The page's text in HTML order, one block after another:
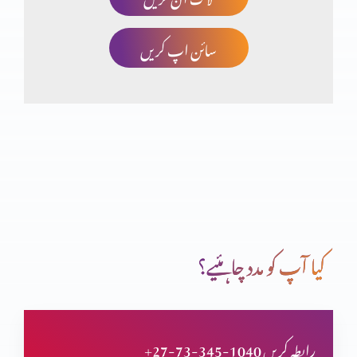
یسوع آسمان سے کیوں آیا
یسوع کو جاننا،اس سے محبت کرنے کے لیے (حصہ 3)
سائن اپ کریں
کیا آپ کو مدد چاہئیے؟
+27-73-345-1040 رابطہ کریں